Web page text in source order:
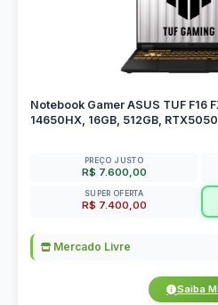
Notebook Gamer ASUS TUF F16
14650HX, 16GB, 512GB,
PREÇO JUSTO
R$ 7.600,00
SUPER OFERTA
R$ 7.400,00
Mercado Livre
Saiba